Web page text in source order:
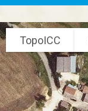
TopoICC